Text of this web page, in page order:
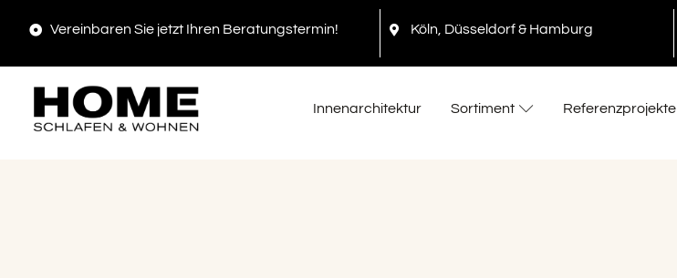
Vereinbaren Sie jetzt Ihren Beratungstermin! Köln, Düsseldorf & Hamburg
Innenarchitektur Sortiment Referenzprojekte